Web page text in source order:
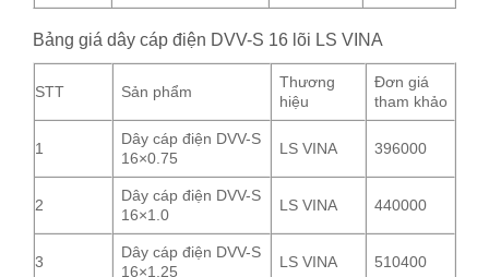
Bảng giá dây cáp điện DVV-S 16 lõi LS VINA
STT Sản phẩm
Thương
hiệu
Đơn giá
tham khảo
1
Dây cáp điện DVV-S
16×0.75
LS VINA 396000
2
Dây cáp điện DVV-S
16×1.0
LS VINA 440000
3
Dây cáp điện DVV-S
16×1.25
LS VINA 510400